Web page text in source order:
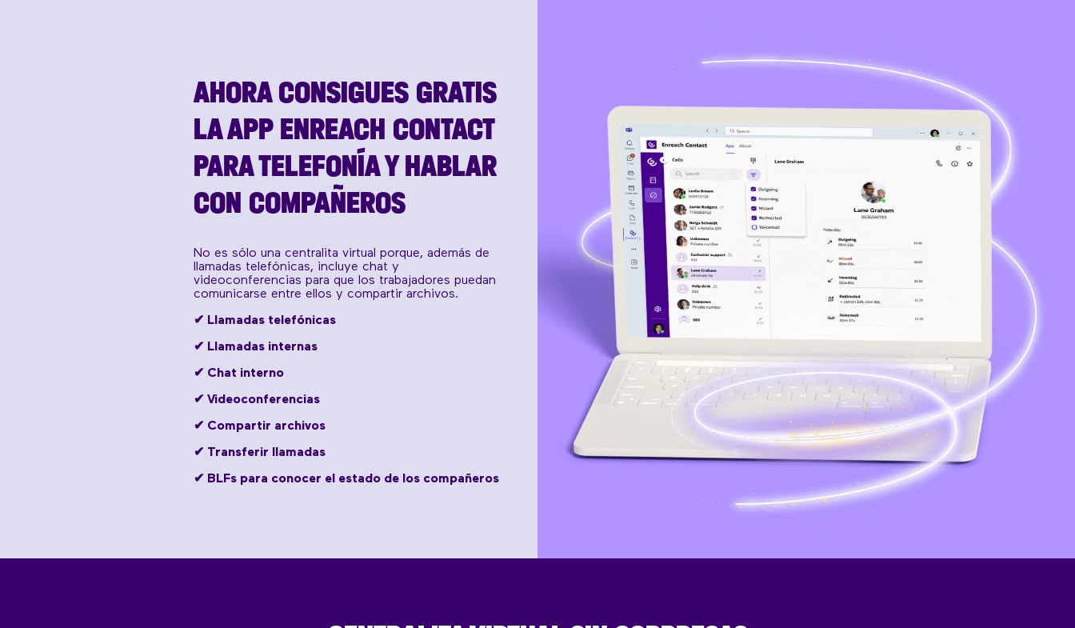
AHORA CONSIGUES GRATIS
LA APP ENREACH CONTACT
PARA TELEFONÍA Y HABLAR
CON COMPAÑEROS
No es sólo una centralita virtual porque, además de
llamadas telefónicas, incluye chat y
videoconferencias para que los trabajadores puedan
comunicarse entre ellos y compartir archivos.
✔ Llamadas telefónicas
✔ Llamadas internas
✔ Chat interno
✔ Videoconferencias
✔ Compartir archivos
✔ Transferir llamadas
✔ BLFs para conocer el estado de los compañeros